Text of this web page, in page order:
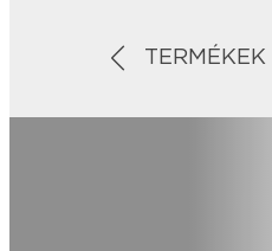
TERMÉKEK